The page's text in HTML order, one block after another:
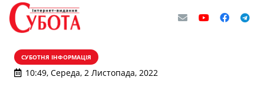
СУБОТНЯ ІНФОРМАЦІЯ
10:49, Середа, 2 Листопада, 2022